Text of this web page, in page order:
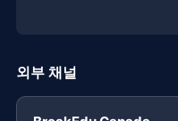
외부 채널